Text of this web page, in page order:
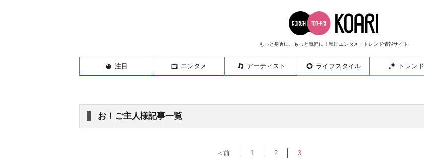
もっと身近に、もっと気軽に！韓国エンタメ・トレンド情報サイト
注目 エンタメ アーティスト ライフスタイル トレンド
お！ご主人様記事一覧
＜前 1 2 3